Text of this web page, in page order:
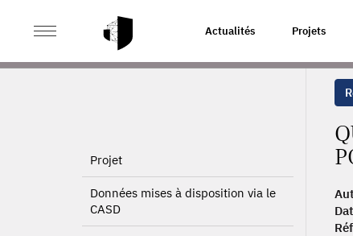
Actualités Projets
ACCUEIL PUBLICATIONS > QUEL EST LE
Projet
Données mises à disposition via le
CASD